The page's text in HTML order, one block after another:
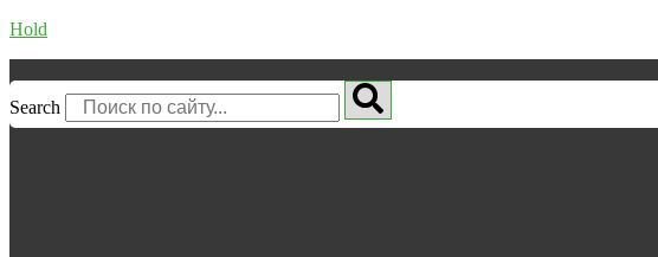
Hold
Search